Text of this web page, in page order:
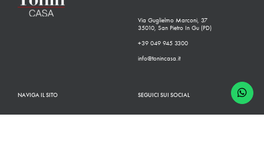
Via Guglielmo Marconi, 37
35010, San Pietro In Gu (PD)
+39 049 945 3300
info@tonincasa.it
NAVIGA IL SITO SEGUICI SUI SOCIAL